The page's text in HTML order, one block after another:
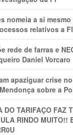
nomeia a si
relativos a
rede de farras e
Daniel Vorcaro
apaziguar crise
sobre a
DO TARIFAÇO FAZ
RINDO MUITO!!